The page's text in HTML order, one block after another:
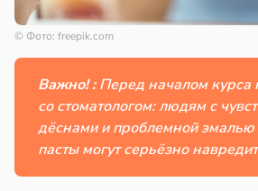
© Фото: freepik.com
Важно! :Перед началом курса
со стоматологом: людям с
дёснами и проблемной
пасты могут серьёзно